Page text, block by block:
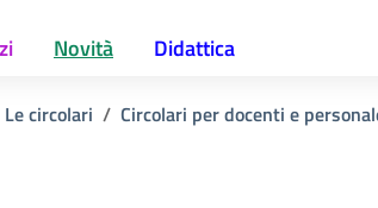
Novità Didattica
Le circolari Circolari per docenti e